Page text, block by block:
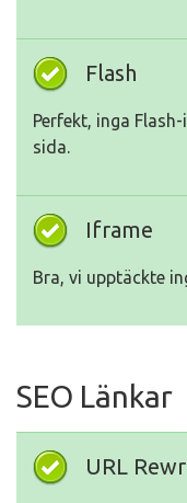
Flash
Perfekt, inga
sida.
Iframe
Bra, vi upptäckte
SEO Länkar
URL